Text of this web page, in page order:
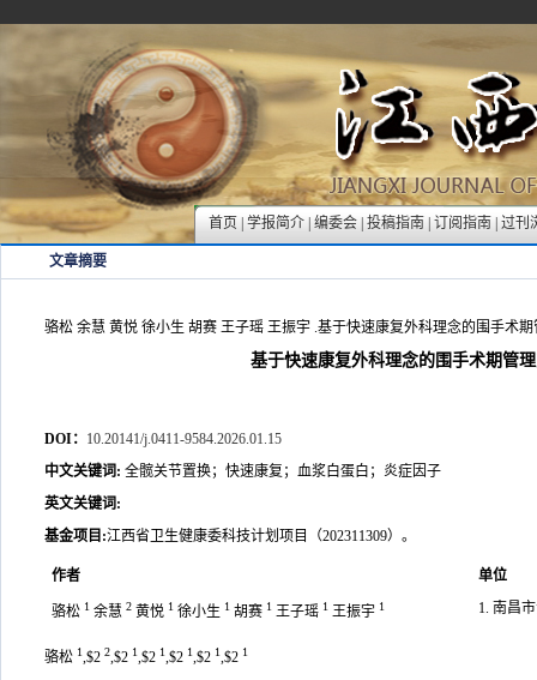
首页 学报简介 编委会 投稿指南 订阅指南 过刊
文章摘要
骆松 余慧 黄悦 徐小生 胡赛 王子瑶 王振宇 .基于快速康复外科理念的围手术
基于快速康复外科理念的围手术期管
DOI： 10.20141/j.0411-9584.2026.01.15
中文关键词: 全髋关节置换；快速康复；血浆白蛋白；炎症因子
英文关键词:
基金项目 :江西省卫生健康委科技计划项目（202311309）。
作者 单位
骆松 1 余慧2 黄悦 1 徐小生 1 胡赛 1 王子瑶 1 王振宇 1 1. 南昌
骆松 1 ,$22,$2 1 ,$2 1 ,$2 1 ,$2 1 ,$2 1